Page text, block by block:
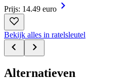
Prijs: 14.49 euro
Bekijk alles in ratelsleutel
Alternatieven